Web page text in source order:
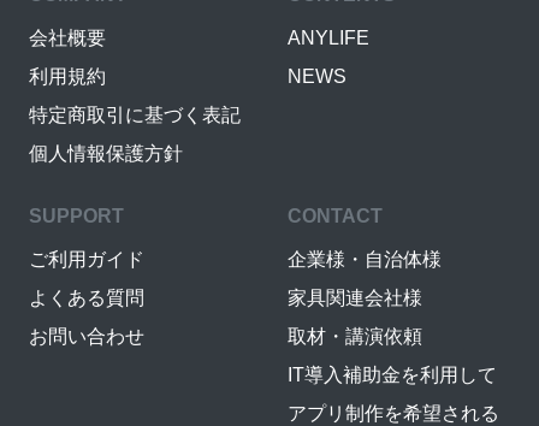
会社概要
利用規約
特定商取引に基づく表記
個人情報保護方針
ANYLIFE
NEWS
SUPPORT
ご利用ガイド
よくある質問
お問い合わせ
CONTACT
企業様・自治体様
家具関連会社様
取材・講演依頼
IT導入補助金を利用して
アプリ制作を希望される